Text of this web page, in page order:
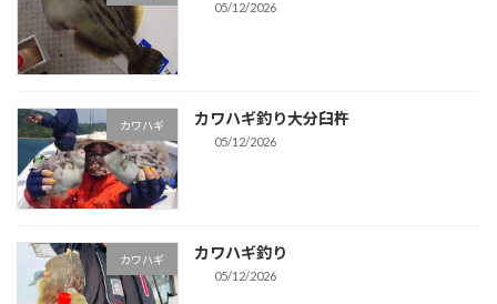
05/12/2026
カワハギ カワハギ釣り大分臼杵
05/12/2026
カワハギ カワハギ釣り
05/12/2026